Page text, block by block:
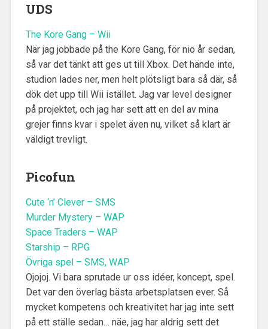
UDS
The Kore Gang – Wii
När jag jobbade på the Kore Gang, för nio år sedan,
så var det tänkt att ges ut till Xbox. Det hände inte,
studion lades ner, men helt plötsligt bara så där, så
dök det upp till Wii istället. Jag var level designer
på projektet, och jag har sett att en del av mina
grejer finns kvar i spelet även nu, vilket så klart är
väldigt trevligt.
Picofun
Cute ‘n’ Clever – SMS
Murder Mystery – WAP
Space Traders – WAP
Starship – RPG
Övriga spel – SMS, WAP
Ojojoj. Vi bara sprutade ur oss idéer, koncept, spel.
Det var den överlag bästa arbetsplatsen ever. Så
mycket kompetens och kreativitet har jag inte sett
på ett ställe sedan… näe, jag har aldrig sett det